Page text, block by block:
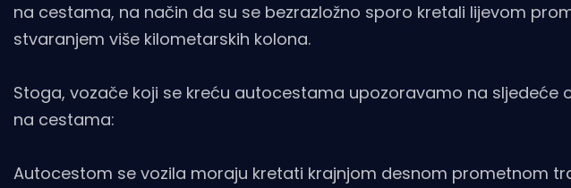
na cestama, na način da su se bezrazložno sporo kretali lijevom
stvaranjem više kilometarskih kolona.
Stoga, vozače koji se kreću autocestama upozoravamo na sljedeće
na cestama:
Autocestom se vozila moraju kretati krajnjom desnom prometnom